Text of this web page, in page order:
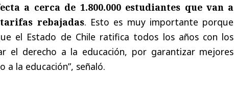
a cerca de 1.800.000 estudiantes que van a
rebajadas. Esto es muy importante porque
el Estado de Chile ratifica todos los años con los
el derecho a la educación, por garantizar mejores
a la educación”, señaló.